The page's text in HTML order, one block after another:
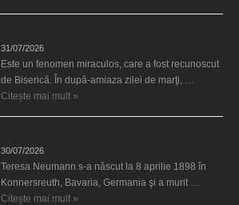
31/07/2026
Este un fenomen miraculos, care a fost recunoscut
de Biserică. În după-amiaza zilei de marţi, …
Citește mai mult »
30/07/2026
Teresa Neumann s-a născut la 8 aprilie 1898 în
Konnersreuth, Bavaria, Germania şi a murit …
Citește mai mult »